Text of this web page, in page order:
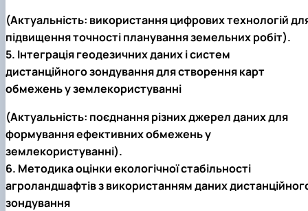
(Актуальність: використання цифрових технологій
підвищення точності планування земельних робіт).
5. Інтеграція геодезичних даних і систем
дистанційного зондування для створення карт
обмежень у землекористуванні
(Актуальність: поєднання різних джерел даних для
формування ефективних обмежень у
землекористуванні).
6. Методика оцінки екологічної стабільності
агроландшафтів з використанням даних
зондування